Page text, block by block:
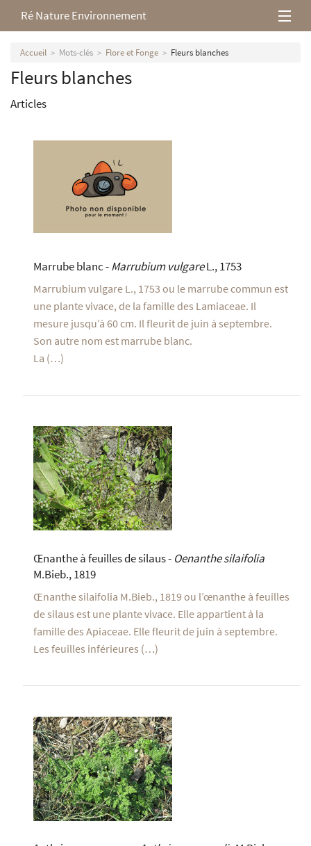
Ré Nature Environnement
L’association
Milieux rétais
Accueil Mots-clés Flore et Fonge Fleurs blanches
Fleurs blanches
Articles
Marrube blanc -Marrubium vulgareL., 1753
Marrubium vulgare L., 1753 ou le marrube commun est
une plante vivace, de la famille des Lamiaceae. Il
mesure jusqu’à 60 cm. Il fleurit de juin à septembre.
Son autre nom est marrube blanc.
La (…)
Œnanthe à feuilles de silaus - Oenanthe silaifolia
M.Bieb., 1819
Œnanthe silaifolia M.Bieb., 1819 ou l’œnanthe à feuilles
de silaus est une plante vivace. Elle appartient à la
famille des Apiaceae. Elle fleurit de juin à septembre.
Les feuilles inférieures (…)